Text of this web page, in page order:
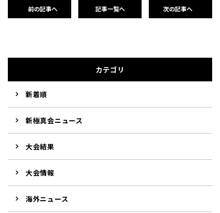
前の記事へ 記事一覧へ 次の記事へ
カテゴリ
新着順
新極真会ニュース
大会結果
大会情報
海外ニュース